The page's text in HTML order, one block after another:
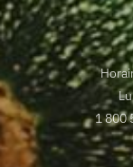
1 800